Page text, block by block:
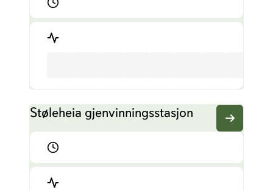
Støleheia gjenvinningsstasjon